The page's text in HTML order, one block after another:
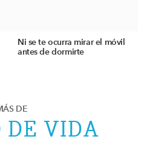
Ni se te ocurra mirar el móvil
antes de dormirte
DE
DE VIDA